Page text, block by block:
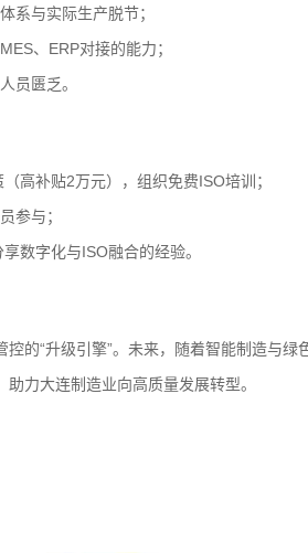
系与实际生产脱节；
、ERP对接的能力；
员匮乏。
高补贴2万元），组织免费ISO培训；
参与；
数字化与ISO融合的经验。
控的“升级引擎”。未来，随着智能制造与
力大连制造业向高质量发展转型。